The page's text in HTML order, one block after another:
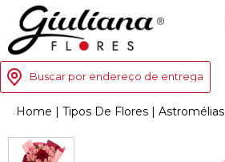
Buscar por endereço de entrega
Home | Tipos De Flores | Astromélias